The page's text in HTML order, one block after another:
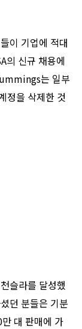
이 기업에 적대
의 신규 채용에
는 일부
정을 삭제한 것
슬라를 달성했
던 분들은 기분
대 판매에 가